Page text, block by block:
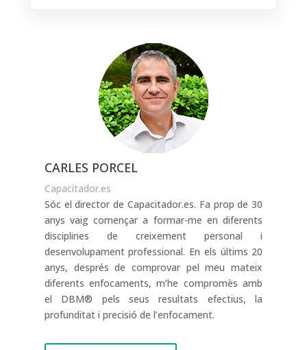
CARLES PORCEL
Capacitador.es
Sóc el director de Capacitador.es. Fa prop de 30
anys vaig començar a formar-me en diferents
disciplines de creixement personal i
desenvolupament professional. En els últims 20
anys, després de comprovar pel meu mateix
diferents enfocaments, m’he compromès amb
el DBM® pels seus resultats efectius, la
profunditat i precisió de l’enfocament.